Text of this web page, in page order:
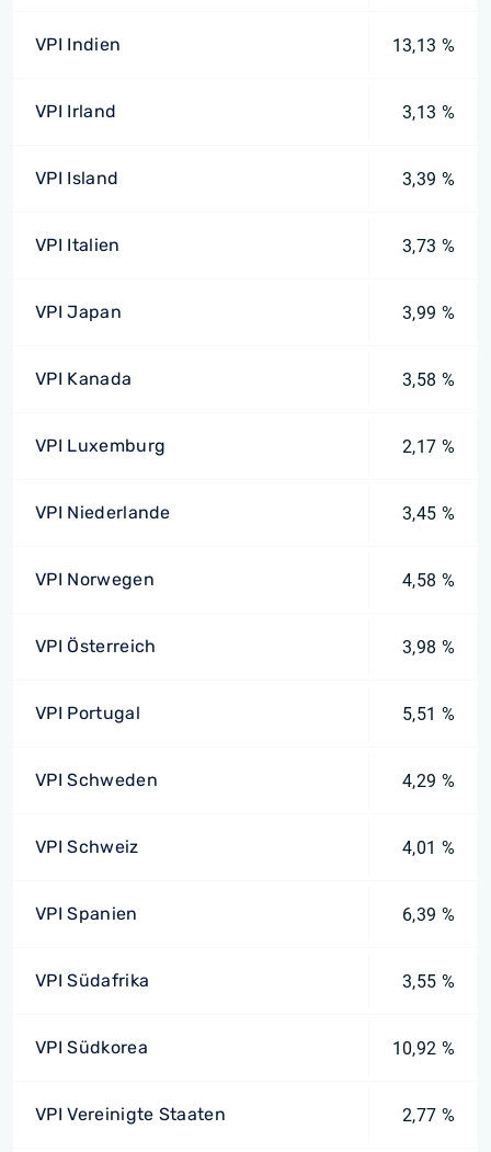
VPI Indien 13,13 %
VPI Irland 3,13 %
VPI Island 3,39 %
VPI Italien 3,73 %
VPI Japan 3,99 %
VPI Kanada 3,58 %
VPI Luxemburg 2,17 %
VPI Niederlande 3,45 %
VPI Norwegen 4,58 %
VPI Österreich 3,98 %
VPI Portugal 5,51 %
VPI Schweden 4,29 %
VPI Schweiz 4,01 %
VPI Spanien 6,39 %
VPI Südafrika 3,55 %
VPI Südkorea 10,92 %
VPI Vereinigte Staaten 2,77 %